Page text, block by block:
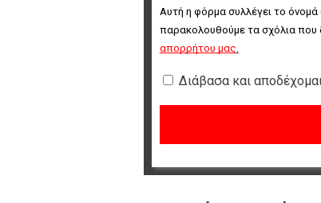
Αυτή η φόρμα συλλέγει το
παρακολουθούμε τα σχόλια που
απορρήτου μας.
Διάβασα και